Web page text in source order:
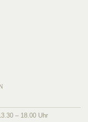
– 18.00 Uhr